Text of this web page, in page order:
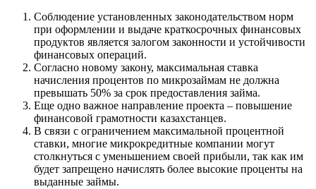
Соблюдение установленных законодательством норм
при оформлении и выдаче краткосрочных финансовых
продуктов является залогом законности и устойчивости
финансовых операций.
Согласно новому закону, максимальная ставка
начисления процентов по микрозаймам не должна
превышать 50% за срок предоставления займа.
Еще одно важное направление проекта – повышение
финансовой грамотности казахстанцев.
В связи с ограничением максимальной процентной
ставки, многие микрокредитные компании могут
столкнуться с уменьшением своей прибыли, так как им
будет запрещено начислять более высокие проценты на
выданные займы.